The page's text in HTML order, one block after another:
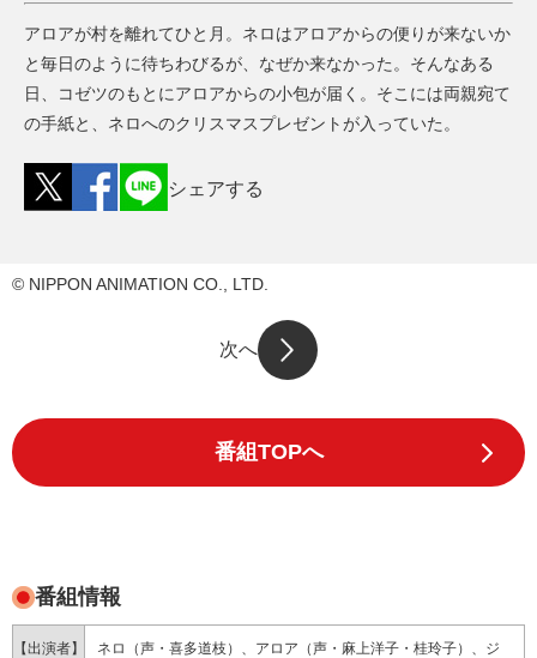
アロアが村を離れてひと月。ネロはアロアからの便りが来ないか
と毎日のように待ちわびるが、なぜか来なかった。そんなある
日、コゼツのもとにアロアからの小包が届く。そこには両親宛て
の手紙と、ネロへのクリスマスプレゼントが入っていた。
シェアする
© NIPPON ANIMATION CO., LTD.
次へ
番組TOPへ
番組情報
【出演者】
ネロ（声・喜多道枝）、アロア（声・麻上洋子・桂玲子）、ジ